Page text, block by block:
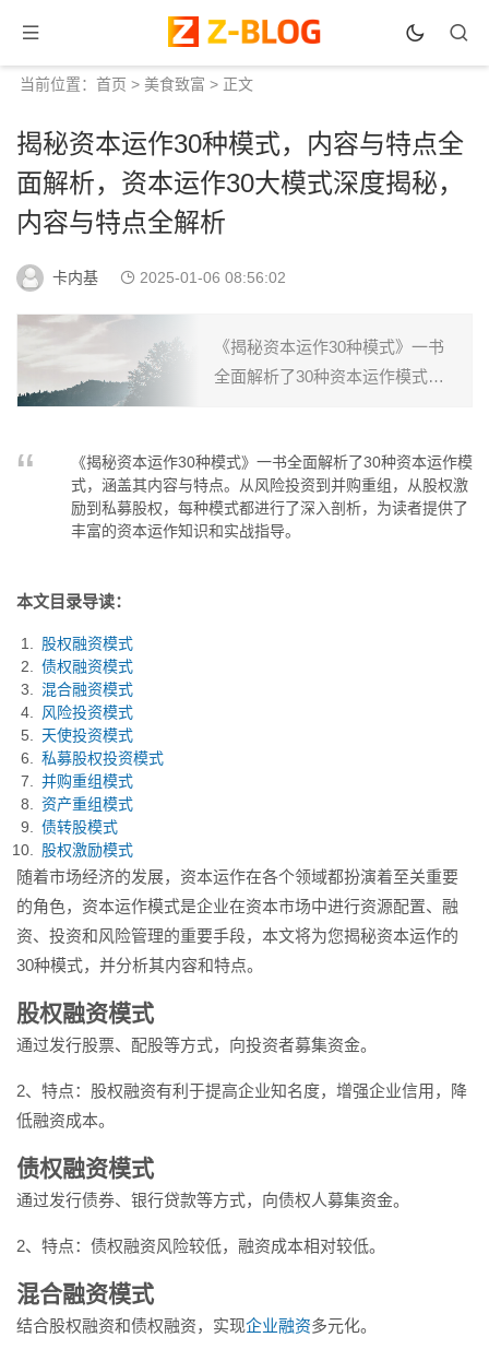
当前位置： 首页 > 美食致富 > 正文
揭秘资本运作30种模式，内容与特点全
面解析，资本运作30大模式深度揭秘，
内容与特点全解析
卡内基 2025-01-06 08:56:02
《揭秘资本运作30种模式》一书
全面解析了30种资本运作模式，
股权，每种模式都进行了深入剖
析，为读者提供了丰富的资...
《揭秘资本运作30种模式》一书全面解析了30种资本运作模
式，涵盖其内容与特点。从风险投资到并购重组，从股权激
励到私募股权，每种模式都进行了深入剖析，为读者提供了
丰富的资本运作知识和实战指导。
本文目录导读：
股权融资模式
债权融资模式
混合融资模式
风险投资模式
天使投资模式
私募股权投资模式
并购重组模式
资产重组模式
债转股模式
股权激励模式
随着市场经济的发展，资本运作在各个领域都扮演着至关重要
的角色，资本运作模式是企业在资本市场中进行资源配置、融
资、投资和风险管理的重要手段，本文将为您揭秘资本运作的
30种模式，并分析其内容和特点。
股权融资模式
通过发行股票、配股等方式，向投资者募集资金。
2、特点：股权融资有利于提高企业知名度，增强企业信用，降
低融资成本。
债权融资模式
通过发行债券、银行贷款等方式，向债权人募集资金。
2、特点：债权融资风险较低，融资成本相对较低。
混合融资模式
结合股权融资和债权融资，实现企业融资多元化。